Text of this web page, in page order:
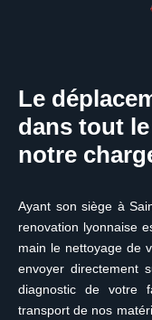
Le
dans tout
notre
Ayant son siège à
renovation lyonnaise
main le nettoyage de
envoyer directement
diagnostic de votre
transport de nos